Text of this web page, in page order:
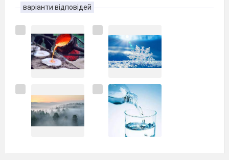
варіанти відповідей